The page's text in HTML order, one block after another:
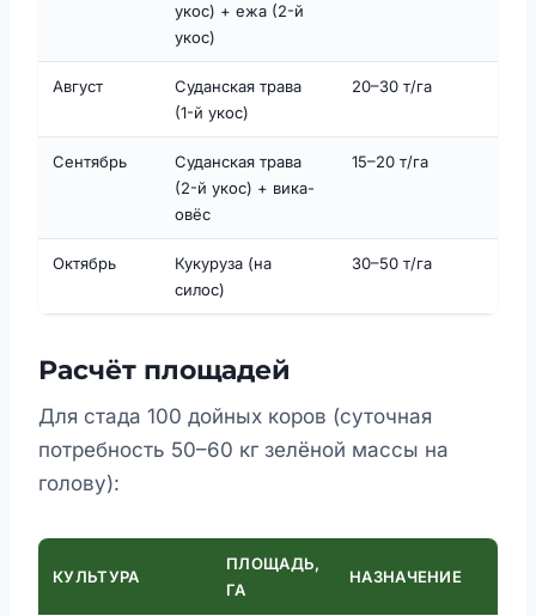
укос) + ежа (2-й
укос)
Август
Суданская трава
(1-й укос)
20–30 т/га
Сентябрь
Суданская трава
(2-й укос) + вика-
овёс
15–20 т/га
Октябрь
Кукуруза (на
силос)
30–50 т/га
Расчёт площадей
Для стада 100 дойных коров (суточная
потребность 50–60 кг зелёной массы на
голову):
КУЛЬТУРА
ПЛОЩАДЬ,
ГА
НАЗНАЧЕНИЕ